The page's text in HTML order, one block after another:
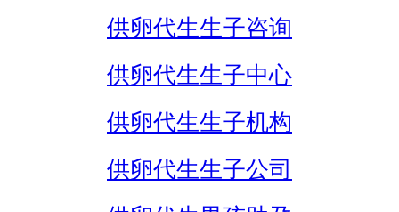
供卵代生生子咨询
供卵代生生子中心
供卵代生生子机构
供卵代生生子公司